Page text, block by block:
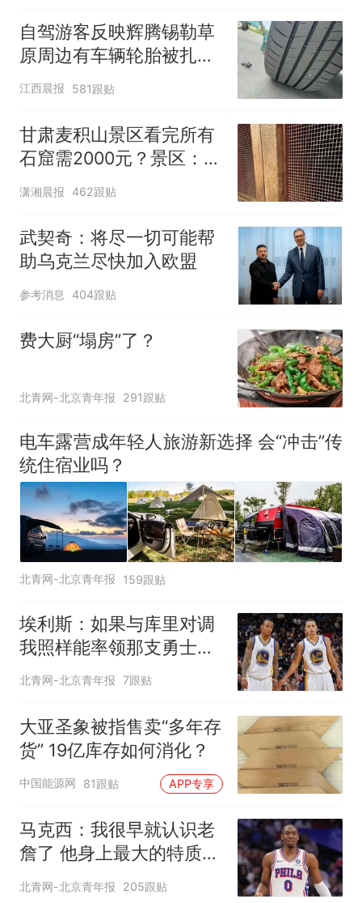
自驾游客反映辉腾锡勒草
原周边有车辆轮胎被扎，
修理店铺换胎价格高达千
元，官方发布情况通报
江西晨报 581跟贴
甘肃麦积山景区看完所有
石窟需2000元？景区：部
分石窟受特别保护，游客
可按需买
潇湘晨报 462跟贴
武契奇：将尽一切可能帮
助乌克兰尽快加入欧盟
参考消息 404跟贴
费大厨“塌房”了？
北青网-北京青年报 291跟贴
电车露营成年轻人旅游新选择 会“冲击”传
统住宿业吗？
北青网-北京青年报 159跟贴
埃利斯：如果与库里对调
我照样能率领那支勇士取
得现在的成就
北青网-北京青年报 7跟贴
大亚圣象被指售卖“多年存
货” 19亿库存如何消化？
中国能源网 81跟贴 APP专享
马克西：我很早就认识老
詹了 他身上最大的特质就
是谦逊
北青网-北京青年报 205跟贴